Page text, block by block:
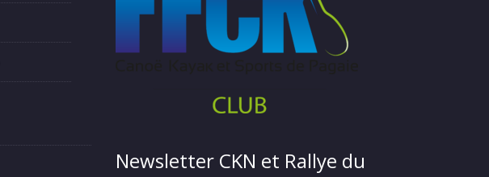
Newsletter CKN et Rallye du